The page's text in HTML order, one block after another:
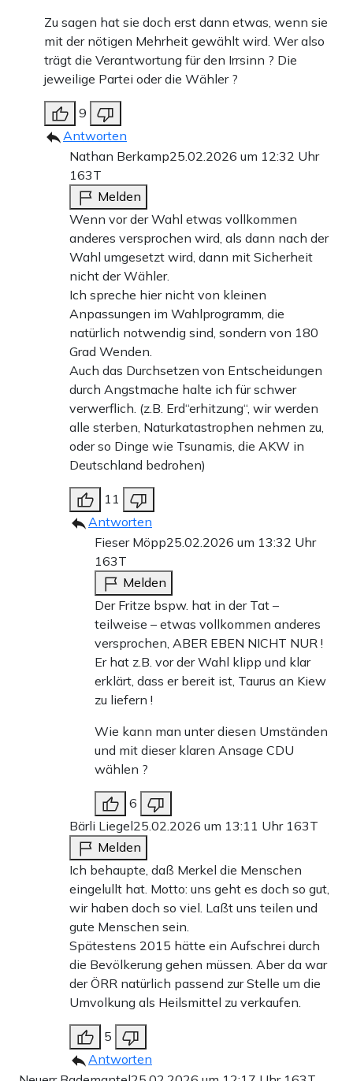
Zu sagen hat sie doch erst dann etwas, wenn sie
mit der nötigen Mehrheit gewählt wird. Wer also
trägt die Verantwortung für den Irrsinn ? Die
jeweilige Partei oder die Wähler ?
9
Antworten
Nathan Berkamp25.02.2026 um 12:32 Uhr
163T
Melden
Wenn vor der Wahl etwas vollkommen
anderes versprochen wird, als dann nach der
Wahl umgesetzt wird, dann mit Sicherheit
nicht der Wähler.
Ich spreche hier nicht von kleinen
Anpassungen im Wahlprogramm, die
natürlich notwendig sind, sondern von 180
Grad Wenden.
Auch das Durchsetzen von Entscheidungen
durch Angstmache halte ich für schwer
verwerflich. (z.B. Erd“erhitzung“, wir werden
alle sterben, Naturkatastrophen nehmen zu,
oder so Dinge wie Tsunamis, die AKW in
Deutschland bedrohen)
11
Antworten
Fieser Möpp25.02.2026 um 13:32 Uhr
163T
Melden
Der Fritze bspw. hat in der Tat –
teilweise – etwas vollkommen anderes
versprochen, ABER EBEN NICHT NUR !
Er hat z.B. vor der Wahl klipp und klar
erklärt, dass er bereit ist, Taurus an Kiew
zu liefern !
Wie kann man unter diesen Umständen
und mit dieser klaren Ansage CDU
wählen ?
6
Bärli Liegel25.02.2026 um 13:11 Uhr 163T
Melden
Ich behaupte, daß Merkel die Menschen
eingelullt hat. Motto: uns geht es doch so gut,
wir haben doch so viel. Laßt uns teilen und
gute Menschen sein.
Spätestens 2015 hätte ein Aufschrei durch
die Bevölkerung gehen müssen. Aber da war
der ÖRR natürlich passend zur Stelle um die
Umvolkung als Heilsmittel zu verkaufen.
5
Antworten